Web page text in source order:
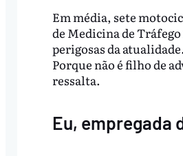
Em média, sete
de Medicina de
perigosas da
Porque não é filho de
ressalta.
Eu, empregada